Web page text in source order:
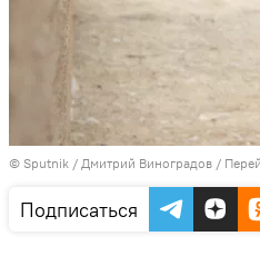
© Sputnik / Дмитрий Виноградов /
Подписаться